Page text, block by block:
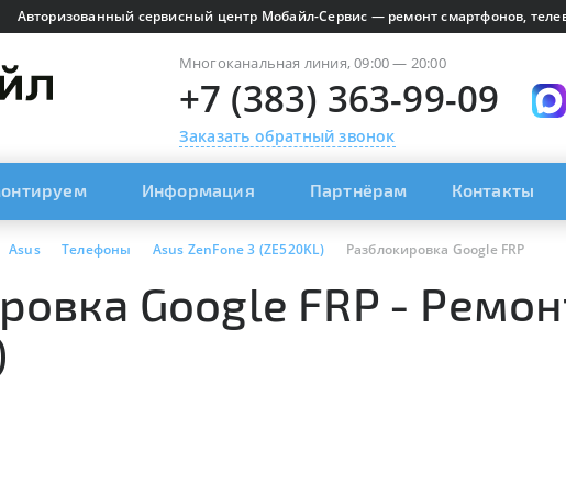
Авторизованный сервисный центр Мобайл-Сервис — ремонт смартфонов,
Многоканальная линия, 09:00 — 20:00
+7 (383) 363-99-09
Заказать обратный звонок
Информация Партнёрам Контакты
Asus Телефоны Asus ZenFone 3 (ZE520KL) Разблокировка Google FRP
Google FRP -